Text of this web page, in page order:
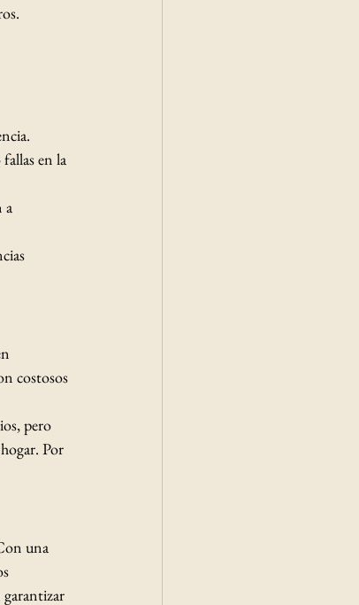
en la
a
costosos
pero
Por
una
garantizar